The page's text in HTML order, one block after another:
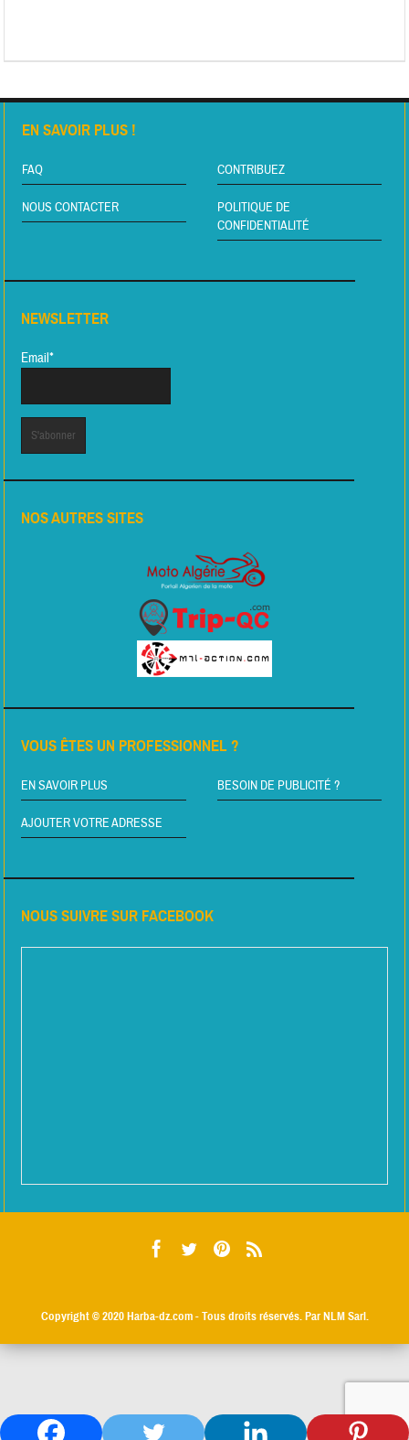
EN SAVOIR PLUS !
FAQ CONTRIBUEZ
NOUS CONTACTER
POLITIQUE DE
CONFIDENTIALITÉ
NEWSLETTER
Email*
NOS AUTRES SITES
VOUS ÊTES UN PROFESSIONNEL ?
EN SAVOIR PLUS BESOIN DE PUBLICITÉ ?
AJOUTER VOTRE ADRESSE
NOUS SUIVRE SUR FACEBOOK
Copyright © 2020Harba-dz.com- Tous droits réservés. Par NLM Sarl.